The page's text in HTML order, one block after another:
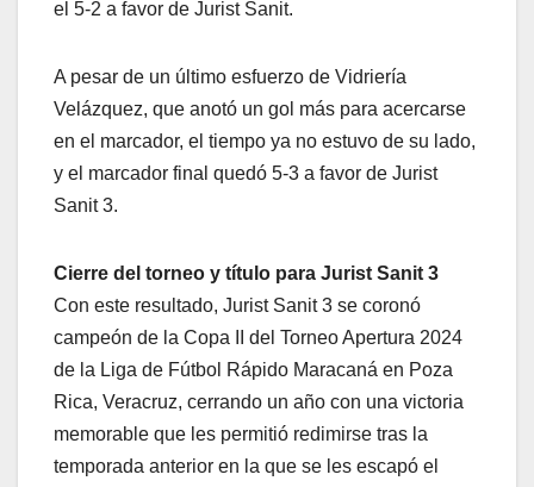
el 5-2 a favor de Jurist Sanit.
A pesar de un último esfuerzo de Vidriería
Velázquez, que anotó un gol más para acercarse
en el marcador, el tiempo ya no estuvo de su lado,
y el marcador final quedó 5-3 a favor de Jurist
Sanit 3.
Cierre del torneo y título para Jurist Sanit 3
Con este resultado, Jurist Sanit 3 se coronó
campeón de la Copa II del Torneo Apertura 2024
de la Liga de Fútbol Rápido Maracaná en Poza
Rica, Veracruz, cerrando un año con una victoria
memorable que les permitió redimirse tras la
temporada anterior en la que se les escapó el